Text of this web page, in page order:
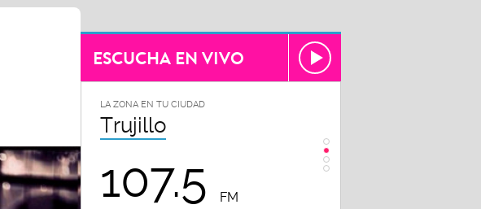
ESCUCHA EN VIVO
LA ZONA EN TU CIUDAD
Trujillo
107.5 FM 102.3